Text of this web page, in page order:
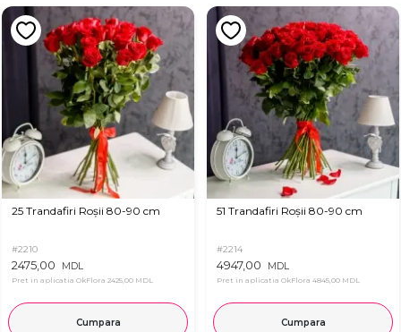
25 Trandafiri Roșii 80-90 cm
#2210
2475,00 MDL
Pret in aplicatia OkFlora 2425,00 MDL
Cumpara
51 Trandafiri Roșii 80-90 cm
#2214
4947,00 MDL
Pret in aplicatia OkFlora 4845,00 MDL
Cumpara